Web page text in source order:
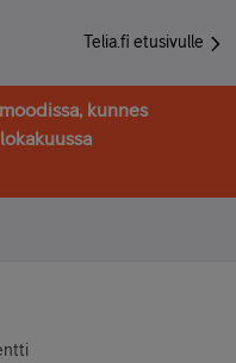
Telia.fi etusivulle
kunnes